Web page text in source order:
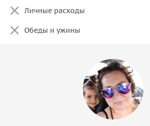
Личные расходы
Обеды и ужины